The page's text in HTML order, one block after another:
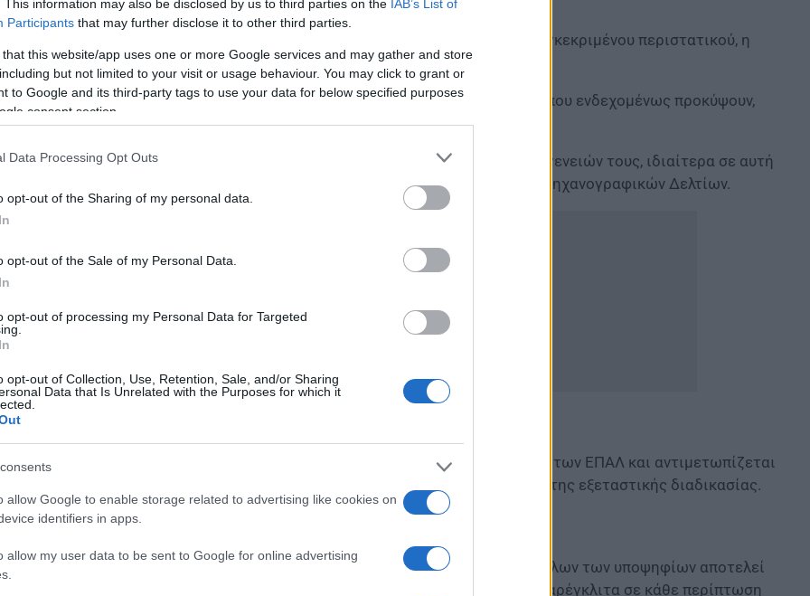
This information may also be disclosed by us to third parties on the IAB’s List of
Participants that may further disclose it to other third parties.
that this website/app uses one or more Google services and may gather and store
but not limited to your visit or usage behaviour. You may click to grant or
to Google and its third-party tags to use your data for below specified purposes
consent section.
Data Processing Opt Outs
opt-out of the Sharing of my personal data.
opt-out of the Sale of my Personal Data.
opt-out of processing my Personal Data for Targeted
opt-out of Collection, Use, Retention, Sale, and/or Sharing
Data that Is Unrelated with the Purposes for which it
allow Google to enable storage related to advertising like cookies on
identifiers in apps.
allow my user data to be sent to Google for online advertising
ήδη διαταχθεί Ένορκη Διοικητική Εξέταση (ΕΔΕ) για τη διερεύνηση του συγκεκριμένου περιστατικού, η
βρίσκεται σε εξέλιξη.
προχωρά κανονικά και με την ολοκλήρωσή της θα αποδοθούν οι ευθύνες που ενδεχομένως προκύψουν,
προβλέπει η ισχύουσα νομοθεσία.
επισημαίνει ότι σέβεται την αγωνία των υποψηφίων και των οικογενειών τους, ιδιαίτερα σε αυτή
φάση της διαδικασίας, κατά την οποία βρίσκεται σε εξέλιξη η υποβολή των Μηχανογραφικών Δελτίων.
διαμηνύει ότι το περιστατικό αφορά αποκλειστικά δύο υποψηφίους των ΕΠΑΛ και αντιμετωπίζεται
τη δέουσα σοβαρότητα, δίνοντας έμφαση στην προστασία της ακεραιότητας της εξεταστικής διαδικασίας.
για ίση μεταχείριση των υποψηφίων
Υπουργείο Παιδείας υπογραμμίζει ότι η διασφάλιση της ίσης μεταχείρισης όλων των υποψηφίων αποτελεί
προτεραιότητα και ότι οι προβλεπόμενες διαδικασίες εφαρμόζονται απαρέγκλιτα σε κάθε περίπτωση